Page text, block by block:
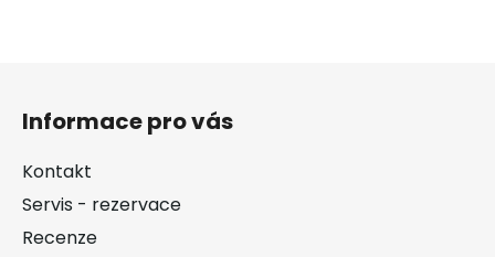
Informace pro vás
Kontakt
Servis - rezervace
Recenze